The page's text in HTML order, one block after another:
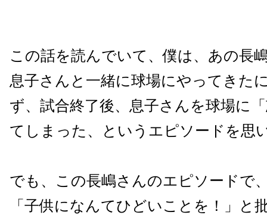
この話を読んでいて、僕は、あの長
息子さんと一緒に球場にやってきた
ず、試合終了後、息子さんを球場に
てしまった、というエピソードを思
でも、この長嶋さんのエピソードで
「子供になんてひどいことを！」と